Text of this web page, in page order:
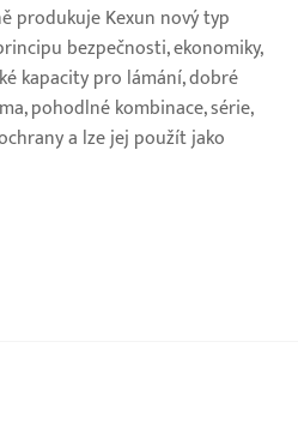
produkuje Kexun nový typ
bezpečnosti, ekonomiky,
kapacity pro lámání, dobré
pohodlné kombinace, série,
a lze jej použít jako